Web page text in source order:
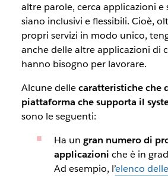
altre parole, cerca applicazioni
siano inclusivi e flessibili. Cioè,
propri servizi in modo unico,
anche delle altre applicazioni di
hanno bisogno per lavorare.
Alcune dellecaratteristiche che
piattaforma che supporta il
sono le seguenti:
Ha un gran numero di
applicazioni che è in
Ad esempio, l’elenco